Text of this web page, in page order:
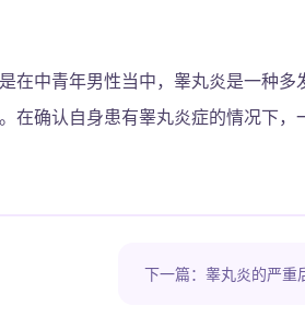
在中青年男性当中，睾丸炎是一种多
在确认自身患有睾丸炎症的情况下，
下一篇：睾丸炎的严重